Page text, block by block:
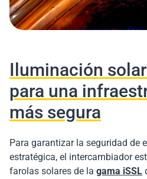
Iluminación
para una
más segura
Para garantizar la seguridad de
estratégica, el intercambiador
farolas solares de la gama iSSL